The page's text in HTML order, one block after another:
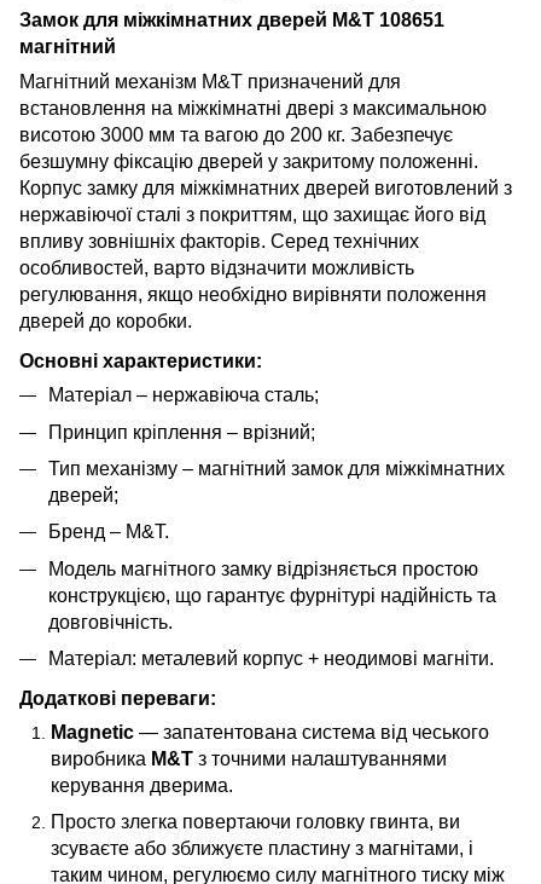
Замок для міжкімнатних дверей M&T 108651
магнітний
Магнітний механізм M&T призначений для
встановлення на міжкімнатні двері з максимальною
висотою 3000 мм та вагою до 200 кг. Забезпечує
безшумну фіксацію дверей у закритому положенні.
Корпус замку для міжкімнатних дверей виготовлений з
нержавіючої сталі з покриттям, що захищає його від
впливу зовнішніх факторів. Серед технічних
особливостей, варто відзначити можливість
регулювання, якщо необхідно вирівняти положення
дверей до коробки.
Основні характеристики:
Матеріал – нержавіюча сталь;
Принцип кріплення – врізний;
Тип механізму – магнітний замок для міжкімнатних
дверей;
Бренд – M&T.
Модель магнітного замку відрізняється простою
конструкцією, що гарантує фурнітурі надійність та
довговічність.
Матеріал: металевий корпус + неодимові магніти.
Додаткові переваги:
Magnetic — запатентована система від чеського
виробника M&T з точними налаштуваннями
керування дверима.
Просто злегка повертаючи головку гвинта, ви
зсуваєте або зближуєте пластину з магнітами, і
таким чином, регулюємо силу магнітного тиску між